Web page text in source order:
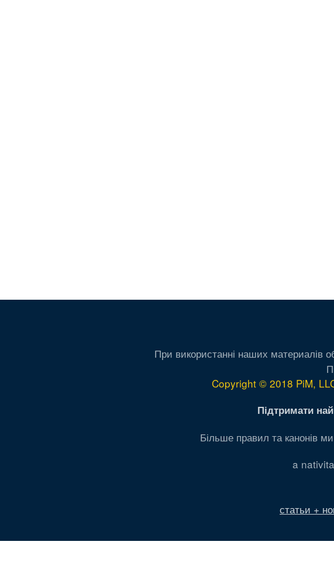
При використанні наших материалів
Copyright © 2018 PiM,
Підтримати
Більше правил та канонів
a
статьи +